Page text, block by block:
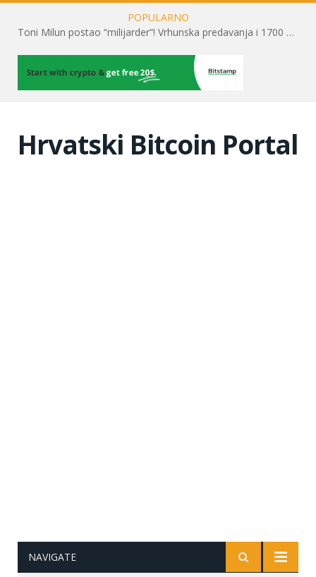
POPULARNO
Toni Milun postao “milijarder”! Vrhunska predavanja i 1700 posjetitelja obilježili su mjesec financijske pismenosti
Hrvatski Bitcoin Portal
NAVIGATE